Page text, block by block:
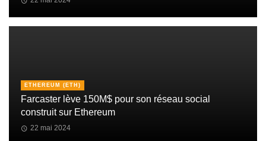
ETHEREUM (ETH)
Farcaster lève 150M$ pour son réseau social
construit sur Ethereum
22 mai 2024